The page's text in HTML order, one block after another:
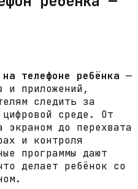
телефоне ребёнка —
и приложений,
следить за
среде. От
экраном до перехвата
и контроля
программы дают
делает ребёнок со